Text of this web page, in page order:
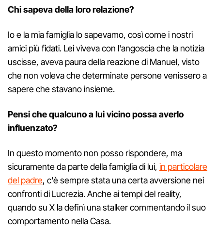
Chi sapeva della loro relazione?
Io e la mia famiglia lo sapevamo, così come i nostri
amici più fidati. Lei viveva con l'angoscia che la notizia
uscisse, aveva paura della reazione di Manuel, visto
che non voleva che determinate persone venissero a
sapere che stavano insieme.
Pensi che qualcuno a lui vicino possa averlo
influenzato?
In questo momento non posso rispondere, ma
sicuramente da parte della famiglia di lui, in particolare
del padre, c'è sempre stata una certa avversione nei
confronti di Lucrezia. Anche ai tempi del reality,
quando su X la definì una stalker commentando il suo
comportamento nella Casa.